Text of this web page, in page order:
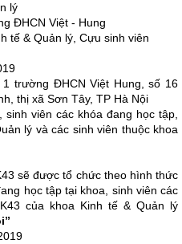
lý
ĐHCN Việt - Hung
tế & Quản lý, Cựu sinh viên
trường ĐHCN Việt Hung, số 16
thị xã Sơn Tây, TP Hà Nội
sinh viên các khóa đang học tập,
lý và các sinh viên thuộc khoa
sẽ được tổ chức theo hình thức
học tập tại khoa, sinh viên các
của khoa Kinh tế & Quản lý